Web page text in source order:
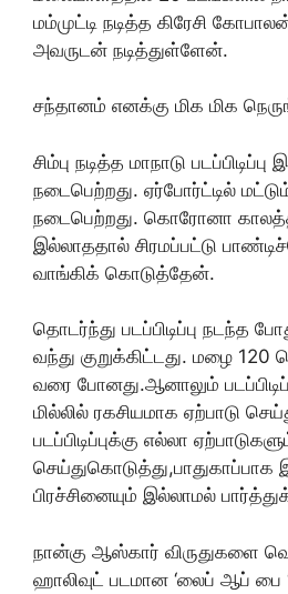
மம்முட்டி நடித்த கிரேசி
அவருடன் நடித்துள்ளேன்.
சந்தானம் எனக்கு மிக மிக
சிம்பு நடித்த மாநாடு
நடைபெற்றது. ஏர்போர்ட்டில்
நடைபெற்றது. கொரோனா
இல்லாததால் சிரமப்பட்டு
வாங்கிக் கொடுத்தேன்.
தொடர்ந்து படப்பிடிப்பு நடந்த
வந்து குறுக்கிட்டது. மழை 120
வரை போனது.ஆனாலும்
மில்லில் ரகசியமாக ஏற்பாடு
படப்பிடிப்புக்கு எல்லா
செய்துகொடுத்து,பாதுகாப்பாக
பிரச்சினையும் இல்லாமல்
நான்கு ஆஸ்கார் விருதுகளை
ஹாலிவுட் படமான ‘லைப் ஆப் பை